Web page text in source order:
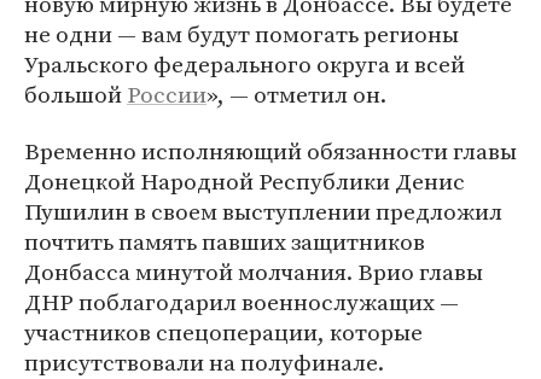
не одни — вам будут помогать регионы
Уральского федерального округа и всей
большойРоссии», — отметил он.
Временно исполняющий обязанности главы
Донецкой Народной Республики Денис
Пушилин в своем выступлении предложил
почтить память павших защитников
Донбасса минутой молчания. Врио главы
ДНР поблагодарил военнослужащих —
участников спецоперации, которые
присутствовали на полуфинале.